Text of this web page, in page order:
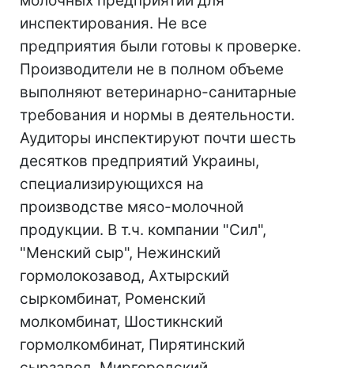
инспектирования. Не все
предприятия были готовы к проверке.
Производители не в полном объеме
выполняют ветеринарно-санитарные
требования и нормы в деятельности.
Аудиторы инспектируют почти шесть
десятков предприятий Украины,
специализирующихся на
производстве мясо-молочной
продукции. В т.ч. компании "Сил",
"Менский сыр", Нежинский
гормолокозавод, Ахтырский
сыркомбинат, Роменский
молкомбинат, Шостикнский
гормолкомбинат, Пирятинский